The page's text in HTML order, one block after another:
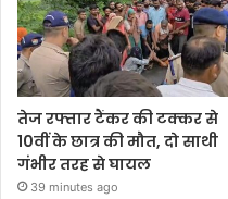
तेज रफ्तार टैंकर की टक्कर से
10वीं के छात्र की मौत, दो साथी
गंभीर तरह से घायल
39 minutes ago